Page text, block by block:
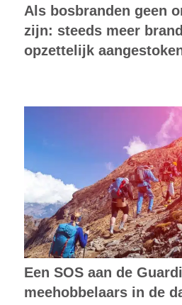
Als bosbranden geen
zijn: steeds meer
opzettelijk
Een SOS aan de
meehobbelaars in de